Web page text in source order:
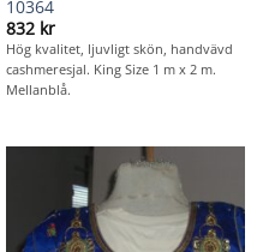
10364
832 kr
Hög kvalitet, ljuvligt skön, handvävd
cashmeresjal. King Size 1 m x 2 m.
Mellanblå.